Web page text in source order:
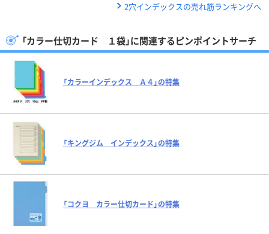
2穴インデックスの売れ筋ランキングへ
「カラー仕切カード １袋」に関連するピンポイントサーチ
「カラーインデックス Ａ４」の特集
「キングジム インデックス」の特集
「コクヨ カラー仕切カード」の特集